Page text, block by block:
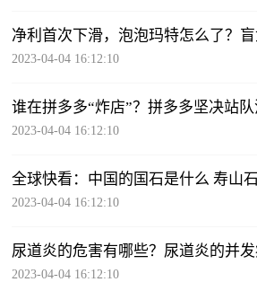
净利首次下滑，泡泡玛特怎么了？盲
2023-04-04 16:12:10
谁在拼多多“炸店”？拼多多坚决站队
2023-04-04 16:12:10
全球快看：中国的国石是什么 寿山
2023-04-04 16:12:10
尿道炎的危害有哪些？尿道炎的并发
2023-04-04 16:12:10